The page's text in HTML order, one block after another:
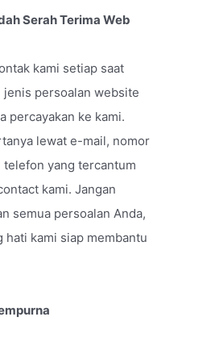
Serah Terima Web
kami setiap saat
jenis persoalan website
percayakan ke kami.
lewat e-mail, nomor
telefon yang tercantum
kami. Jangan
semua persoalan Anda,
hati kami siap membantu